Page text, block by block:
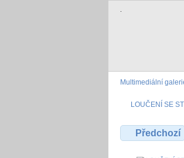
.
Multimediální
LOUČENÍ SE
Předchozí